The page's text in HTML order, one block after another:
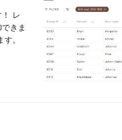
レ
きま
。